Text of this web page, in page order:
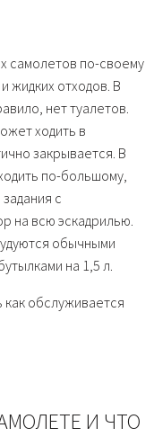
самолетов по-своему
жидких отходов. В
нет туалетов.
ходить в
закрывается. В
по-большому,
с
на всю эскадрилью.
обычными
на 1,5 л.
обслуживается
И ЧТО